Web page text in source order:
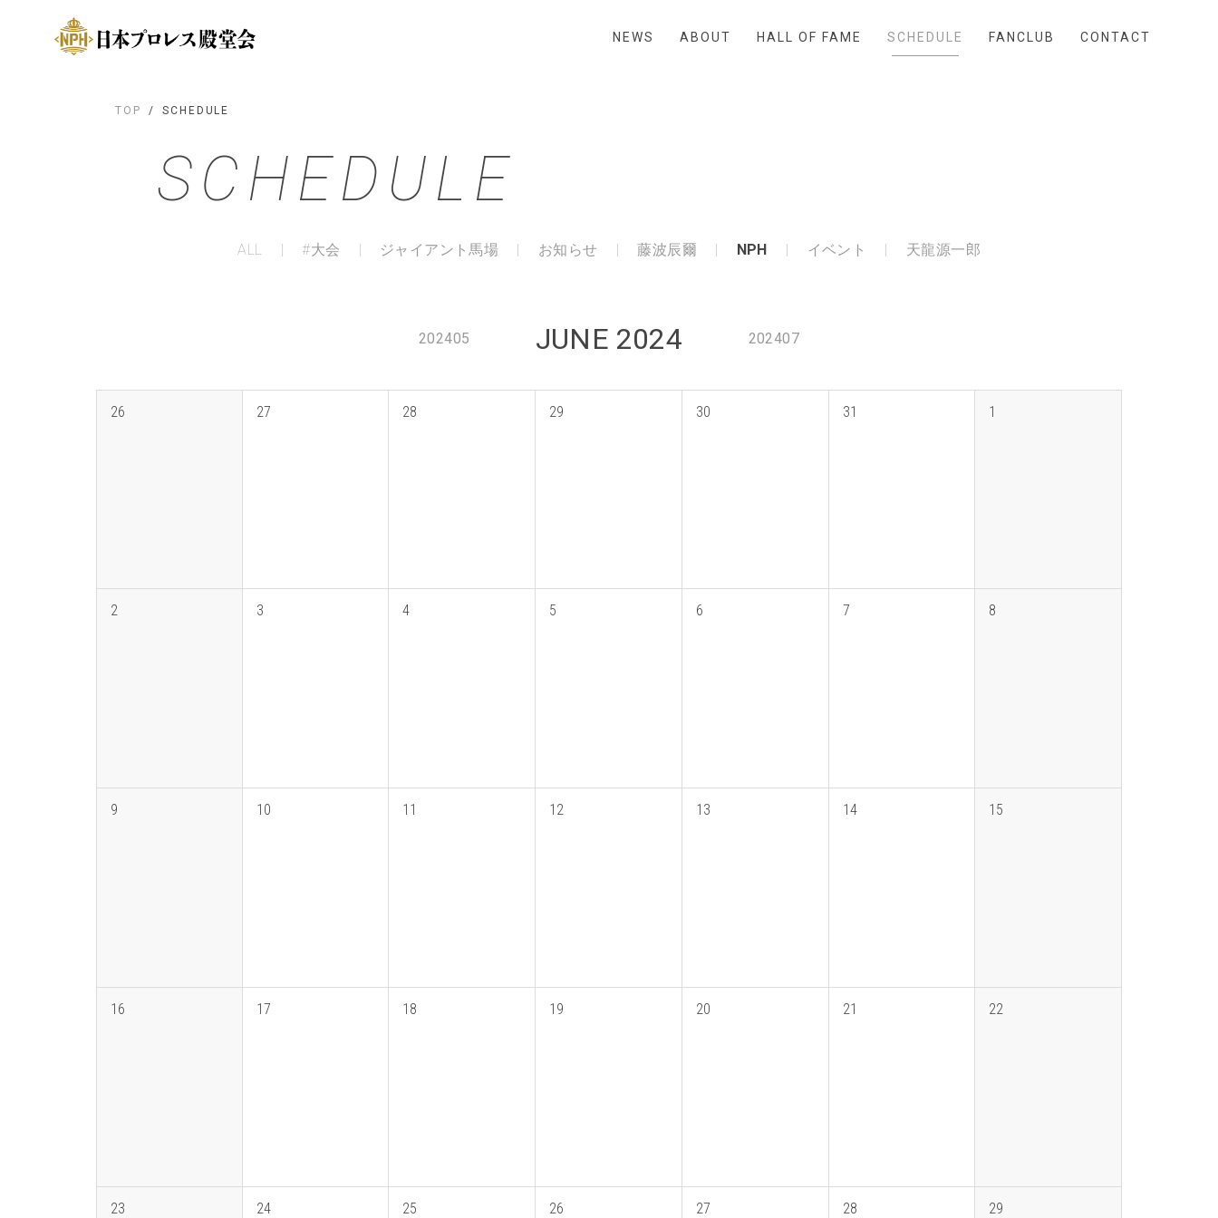
NEWS ABOUT HALL OF FAME SCHEDULE FANCLUB CONTACT
TOP SCHEDULE
SCHEDULE
ALL #大会 ジャイアント馬場 お知らせ 藤波辰爾 NPH イベント 天龍源一郎
202405 JUNE 2024 202407
26 27 28 29 30 31 1
2 3 4 5 6 7 8
9 10 11 12 13 14 15
16 17 18 19 20 21 22
23 24 25 26 27 28 29